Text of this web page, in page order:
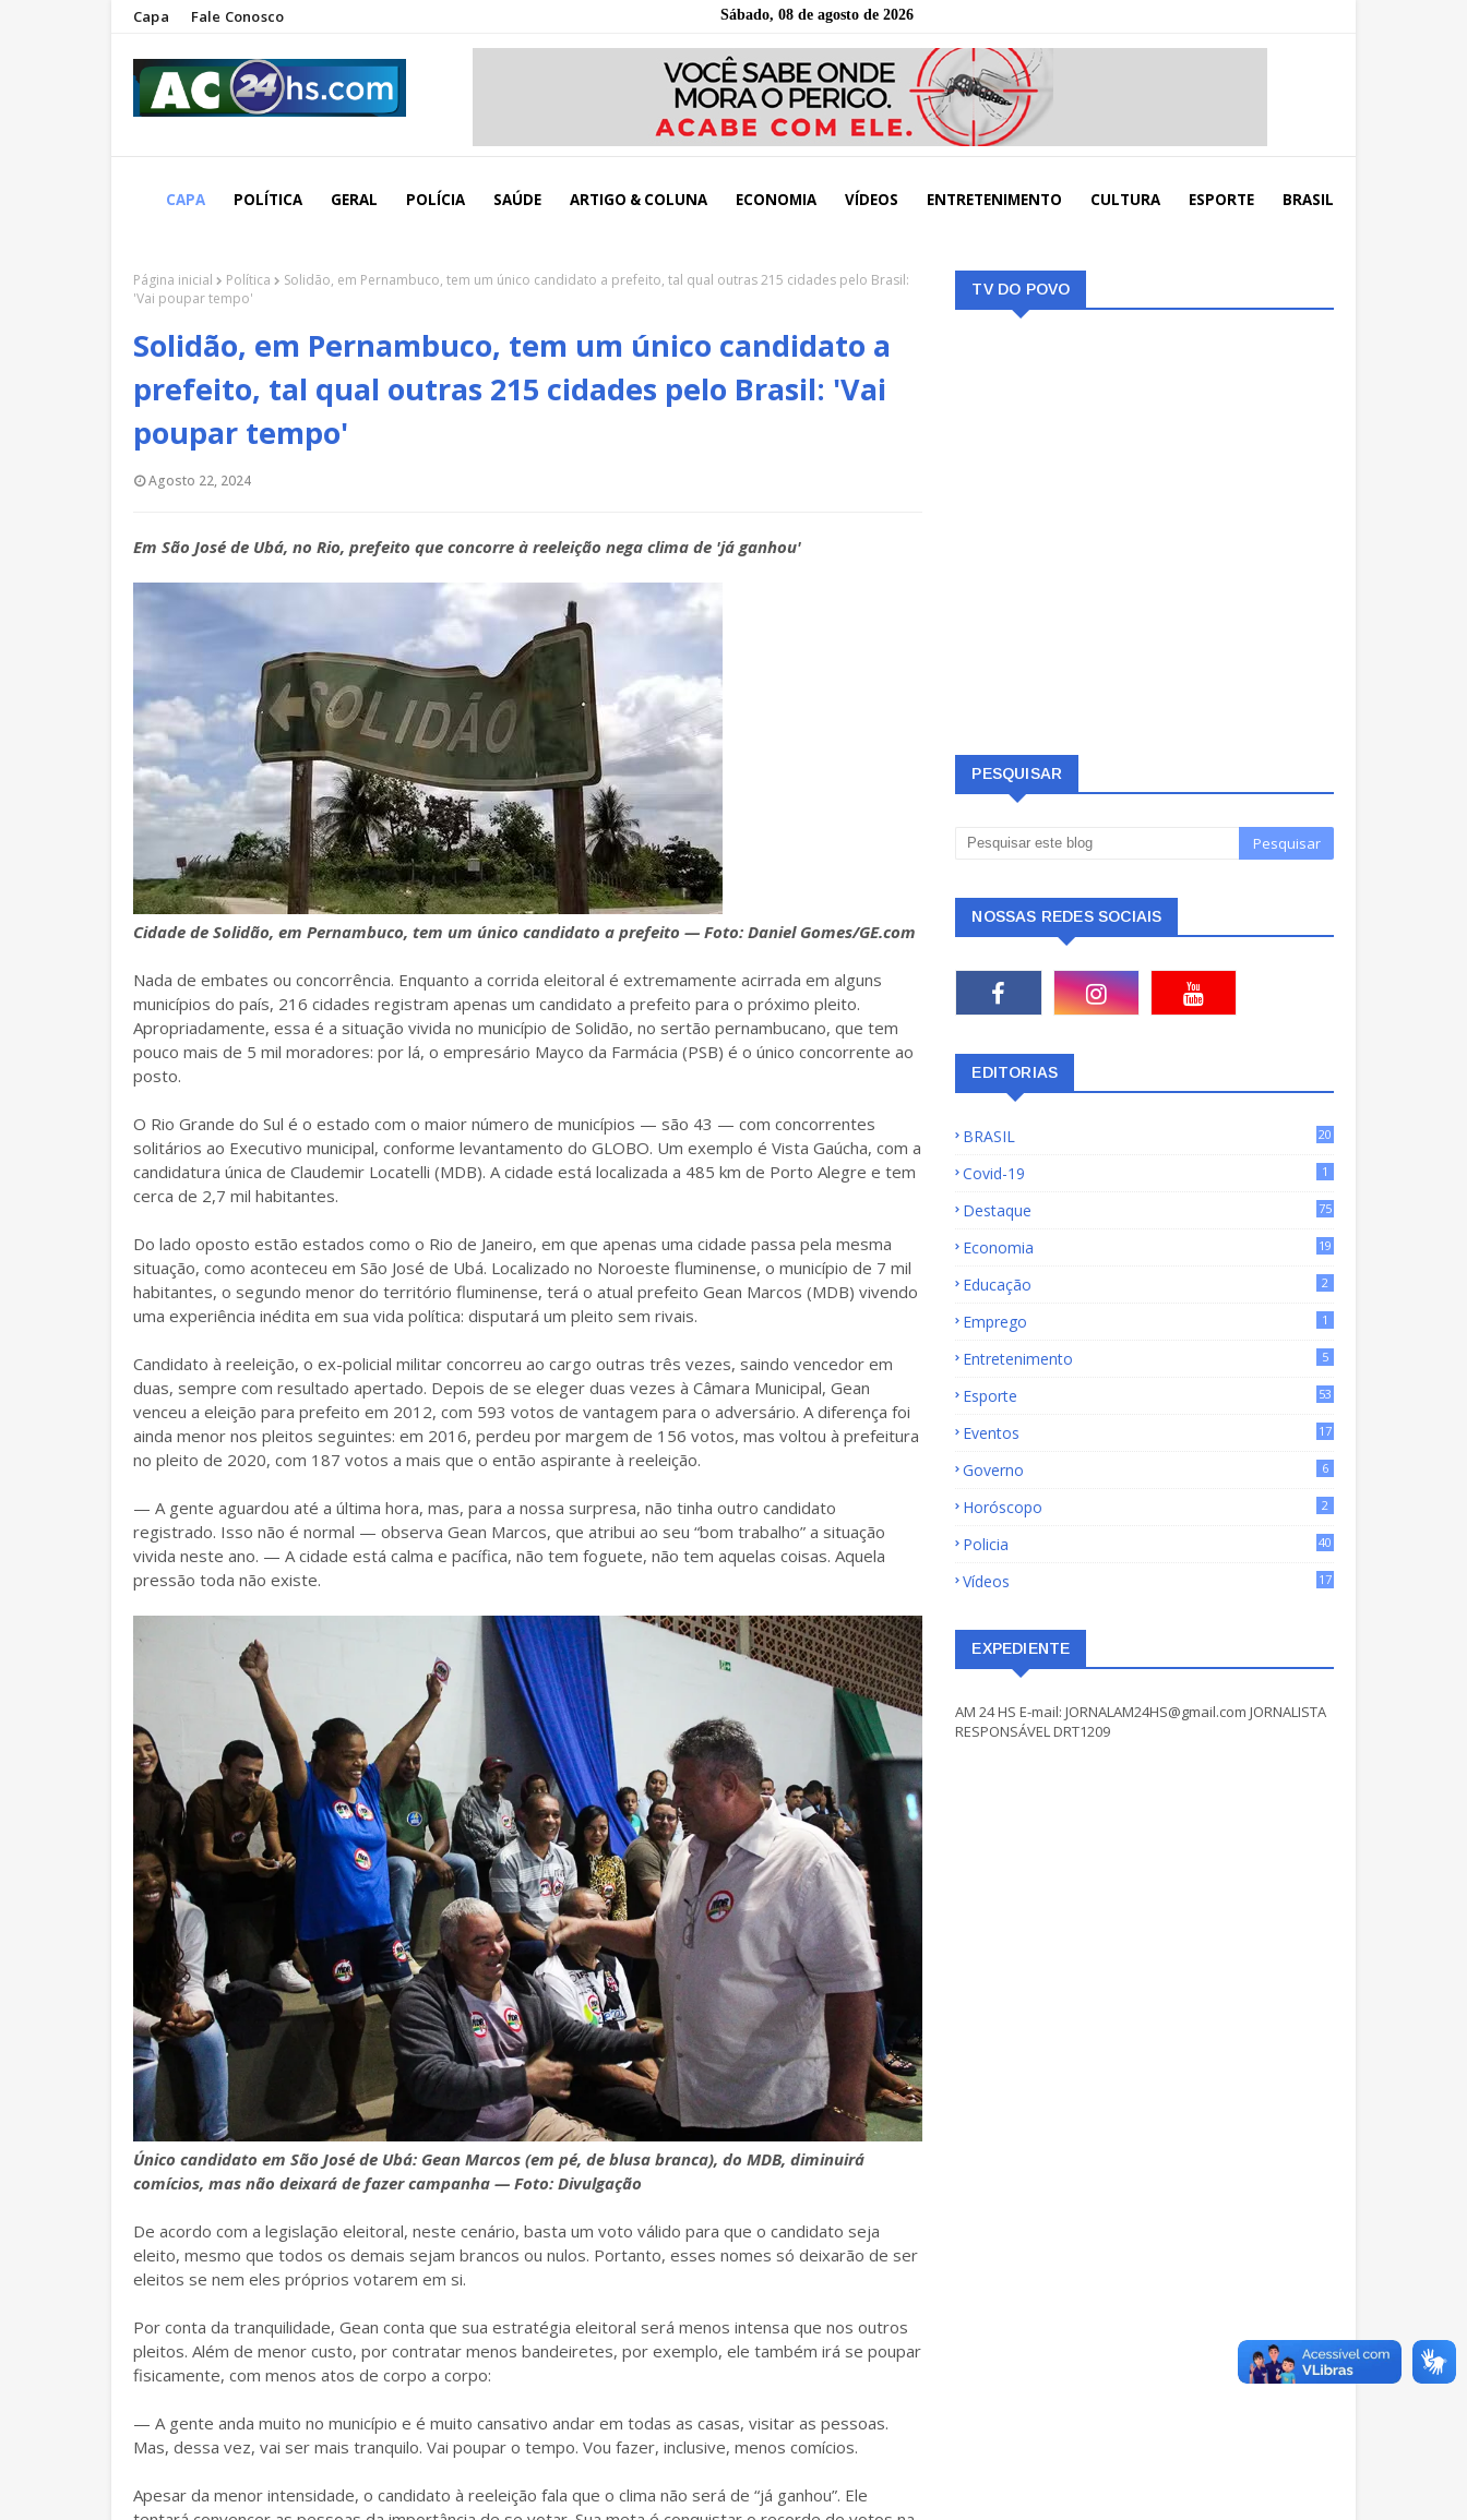
Capa Fale Conosco Sábado, 08 de agosto de 2026
CAPA POLÍTICA GERAL POLÍCIA SAÚDE ARTIGO & COLUNA ECONOMIA VÍDEOS ENTRETENIMENTO CULTURA ESPORTE BRASIL
Página inicial Política
Solidão, em Pernambuco, tem um único candidato a prefeito, tal qual outras 215 cidades pelo Brasil:
'Vai poupar tempo'
Solidão, em Pernambuco, tem um único candidato a
prefeito, tal qual outras 215 cidades pelo Brasil: 'Vai
poupar tempo'
Agosto 22, 2024
Em São José de Ubá, no Rio, prefeito que concorre à reeleição nega clima de 'já ganhou'
Cidade de Solidão, em Pernambuco, tem um único candidato a prefeito — Foto: Daniel Gomes/GE.com
Nada de embates ou concorrência. Enquanto a corrida eleitoral é extremamente acirrada em alguns
municípios do país, 216 cidades registram apenas um candidato a prefeito para o próximo pleito.
Apropriadamente, essa é a situação vivida no município de Solidão, no sertão pernambucano, que tem
pouco mais de 5 mil moradores: por lá, o empresário Mayco da Farmácia (PSB) é o único concorrente ao
posto.
O Rio Grande do Sul é o estado com o maior número de municípios — são 43 — com concorrentes
solitários ao Executivo municipal, conforme levantamento do GLOBO. Um exemplo é Vista Gaúcha, com a
candidatura única de Claudemir Locatelli (MDB). A cidade está localizada a 485 km de Porto Alegre e tem
cerca de 2,7 mil habitantes.
Do lado oposto estão estados como o Rio de Janeiro, em que apenas uma cidade passa pela mesma
situação, como aconteceu em São José de Ubá. Localizado no Noroeste fluminense, o município de 7 mil
habitantes, o segundo menor do território fluminense, terá o atual prefeito Gean Marcos (MDB) vivendo
uma experiência inédita em sua vida política: disputará um pleito sem rivais.
Candidato à reeleição, o ex-policial militar concorreu ao cargo outras três vezes, saindo vencedor em
duas, sempre com resultado apertado. Depois de se eleger duas vezes à Câmara Municipal, Gean
venceu a eleição para prefeito em 2012, com 593 votos de vantagem para o adversário. A diferença foi
ainda menor nos pleitos seguintes: em 2016, perdeu por margem de 156 votos, mas voltou à prefeitura
no pleito de 2020, com 187 votos a mais que o então aspirante à reeleição.
— A gente aguardou até a última hora, mas, para a nossa surpresa, não tinha outro candidato
registrado. Isso não é normal — observa Gean Marcos, que atribui ao seu “bom trabalho” a situação
vivida neste ano. — A cidade está calma e pacífica, não tem foguete, não tem aquelas coisas. Aquela
pressão toda não existe.
Único candidato em São José de Ubá: Gean Marcos (em pé, de blusa branca), do MDB, diminuirá
comícios, mas não deixará de fazer campanha — Foto: Divulgação
De acordo com a legislação eleitoral, neste cenário, basta um voto válido para que o candidato seja
eleito, mesmo que todos os demais sejam brancos ou nulos. Portanto, esses nomes só deixarão de ser
eleitos se nem eles próprios votarem em si.
Por conta da tranquilidade, Gean conta que sua estratégia eleitoral será menos intensa que nos outros
pleitos. Além de menor custo, por contratar menos bandeiretes, por exemplo, ele também irá se poupar
fisicamente, com menos atos de corpo a corpo:
— A gente anda muito no município e é muito cansativo andar em todas as casas, visitar as pessoas.
Mas, dessa vez, vai ser mais tranquilo. Vai poupar o tempo. Vou fazer, inclusive, menos comícios.
Apesar da menor intensidade, o candidato à reeleição fala que o clima não será de “já ganhou”. Ele
TV DO POVO
PESQUISAR
NOSSAS REDES SOCIAIS
EDITORIAS
BRASIL
20
Covid-19 1
Destaque
75
Economia
19
Educação 2
Emprego 1
Entretenimento 5
Esporte 53
Eventos 17
Governo 6
Horóscopo 2
Policia 40
Vídeos 17
EXPEDIENTE
AM 24 HS E-mail: JORNALAM24HS@gmail.com JORNALISTA
RESPONSÁVEL DRT1209